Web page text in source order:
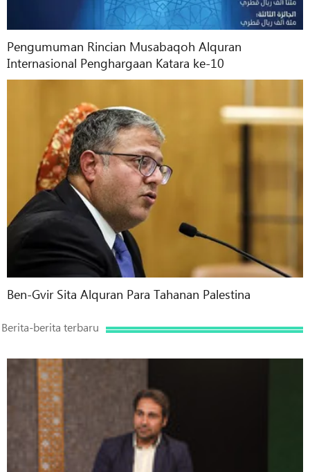
Pengumuman Rincian Musabaqoh Alquran
Internasional Penghargaan Katara ke-10
Ben-Gvir Sita Alquran Para Tahanan Palestina
Berita-berita terbaru